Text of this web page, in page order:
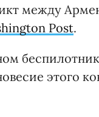
между
Post.
этого